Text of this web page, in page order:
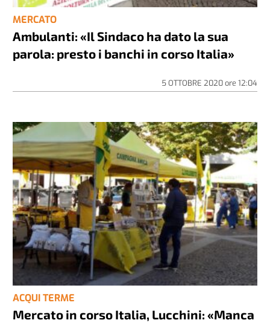
MERCATO
Ambulanti: «Il Sindaco ha dato la sua
parola: presto i banchi in corso Italia»
5 OTTOBRE 2020ore 12:04
ACQUI TERME
Mercato in corso Italia, Lucchini: «Manca